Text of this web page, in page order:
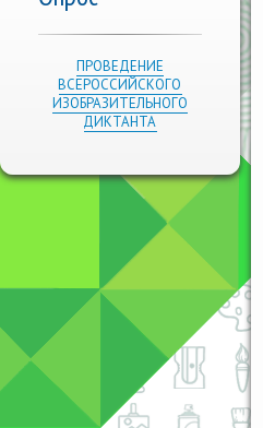
ПРОВЕДЕНИЕ
ВСЕРОССИЙСКОГО
ИЗОБРАЗИТЕЛЬНОГО
ДИКТАНТА